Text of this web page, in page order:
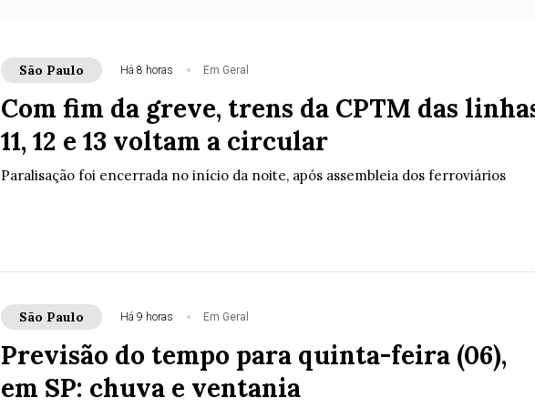
São Paulo Há 8 horas Em Geral
Com fim da greve, trens da CPTM das
11, 12 e 13 voltam a circular
Paralisação foi encerrada no início da noite, após assembleia dos ferroviários
São Paulo Há 9 horas Em Geral
Previsão do tempo para quinta-feira (06),
em SP: chuva e ventania